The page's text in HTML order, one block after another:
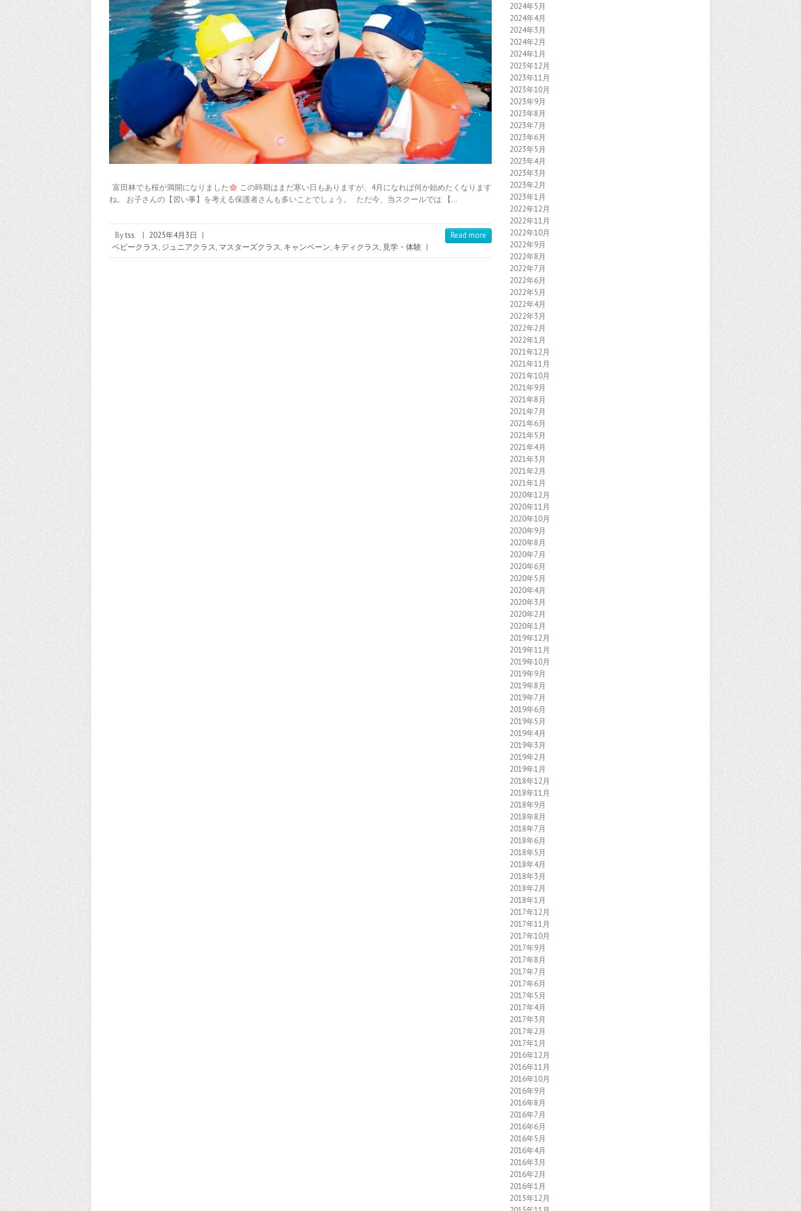
富田林でも桜が満開になりました
この時期はまだ寒い日もありますが、4月になれば何か始めたくなります
ね。 お子さんの【習い事】を考える保護者さんも多いことでしょう。 ただ今、当スクールでは 【…
Bytss | 2025年4月3日
|
ベビークラス, ジュニアクラス, マスターズクラス, キャンペーン, キディクラス, 見学・体験 |
Read more
2024年5月
2024年4月
2024年3月
2024年2月
2024年1月
2023年12月
2023年11月
2023年10月
2023年9月
2023年8月
2023年7月
2023年6月
2023年5月
2023年4月
2023年3月
2023年2月
2023年1月
2022年12月
2022年11月
2022年10月
2022年9月
2022年8月
2022年7月
2022年6月
2022年5月
2022年4月
2022年3月
2022年2月
2022年1月
2021年12月
2021年11月
2021年10月
2021年9月
2021年8月
2021年7月
2021年6月
2021年5月
2021年4月
2021年3月
2021年2月
2021年1月
2020年12月
2020年11月
2020年10月
2020年9月
2020年8月
2020年7月
2020年6月
2020年5月
2020年4月
2020年3月
2020年2月
2020年1月
2019年12月
2019年11月
2019年10月
2019年9月
2019年8月
2019年7月
2019年6月
2019年5月
2019年4月
2019年3月
2019年2月
2019年1月
2018年12月
2018年11月
2018年9月
2018年8月
2018年7月
2018年6月
2018年5月
2018年4月
2018年3月
2018年2月
2018年1月
2017年12月
2017年11月
2017年10月
2017年9月
2017年8月
2017年7月
2017年6月
2017年5月
2017年4月
2017年3月
2017年2月
2017年1月
2016年12月
2016年11月
2016年10月
2016年9月
2016年8月
2016年7月
2016年6月
2016年5月
2016年4月
2016年3月
2016年2月
2016年1月
2015年12月